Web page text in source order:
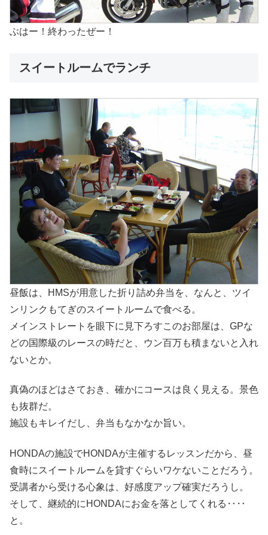
ぶはー！終わったぜー！
スイートルームでランチ
昼飯は、HMSが用意した折り詰め弁当を、なんと、ツイ
ンリンクもてぎのスイートルームで食べる。
メインストレートを眼下に見下ろすこのお部屋は、GPな
どの国際級のレースの時だと、ウン百万も積まないと入れ
ないとか。
真偽のほどはさておき、確かにコースは良く見える。景色
も抜群だ。
施設もキレイだし、弁当もなかなか旨い。
HONDAの施設でHONDAが主催するレッスンだから、昼
食時にスイートルームを貸すぐらいワケないことだろう。
受講者から受ける心象は、好感度アップ確実だろうし。
そして、継続的にHONDAにお金を落としてくれる‥‥
と。